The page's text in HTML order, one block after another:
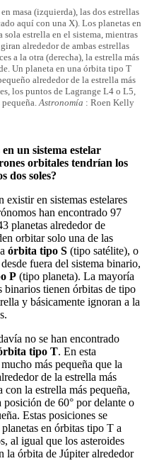
masa (izquierda), las dos estrellas
aquí con una X). Los planetas en
estrella en el sistema, mientras
alrededor de ambas estrellas
a la otra (derecha), la estrella más
Un planeta en una órbita tipo T
alrededor de la estrella más
los puntos de Lagrange L4 o L5,
Astronomía : Roen Kelly
un sistema estelar
orbitales tendrían los
dos soles?
existir en sistemas estelares
han encontrado 97
planetas alrededor de
orbitar solo una de las
órbita tipo S (tipo satélite), o
fuera del sistema binario,
P (tipo planeta). La mayoría
binarios tienen órbitas de tipo
y básicamente ignoran a la
no se han encontrado
tipo T. En esta
más pequeña que la
de la estrella más
la estrella más pequeña,
de 60° por delante o
Estas posiciones se
en órbitas tipo T a
al igual que los asteroides
la órbita de Júpiter alrededor